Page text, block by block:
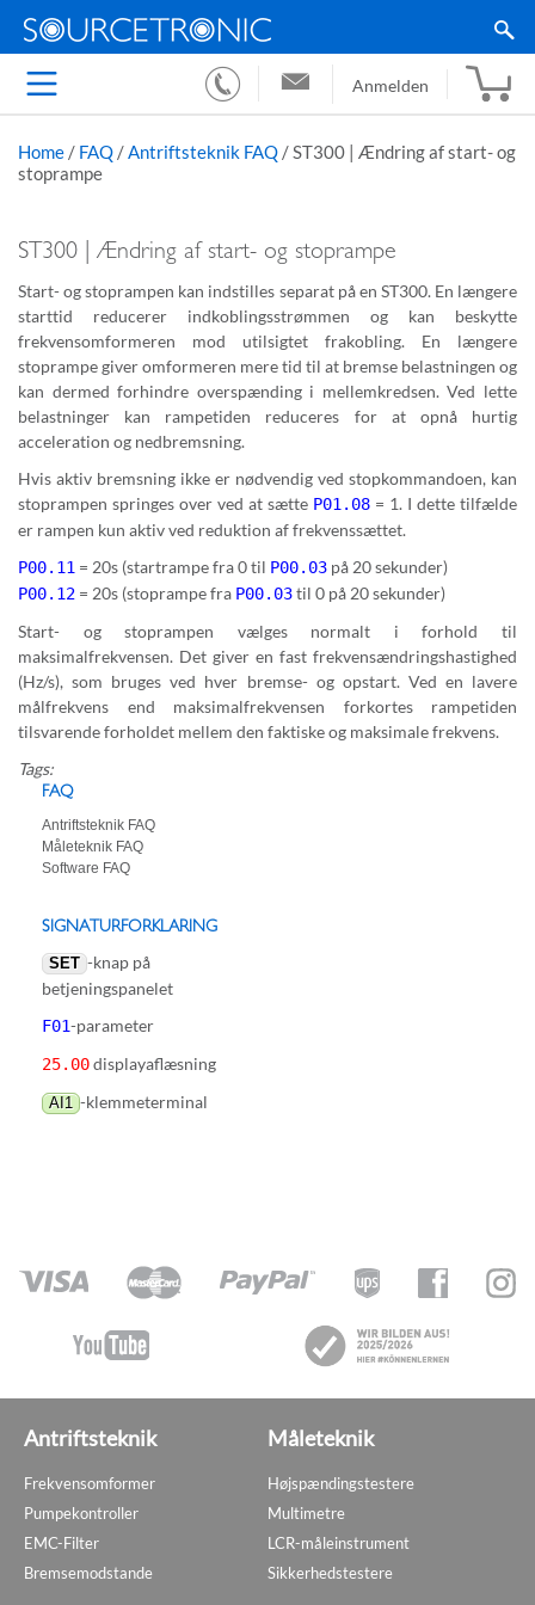
Anmelden
Home / FAQ / Antriftsteknik FAQ / ST300 | Ændring af start- og
stoprampe
ST300 | Ændring af start- og stoprampe
Start- og stoprampen kan indstilles separat på en ST300. En længere
starttid reducerer indkoblingsstrømmen og kan beskytte
frekvensomformeren mod utilsigtet frakobling. En længere
stoprampe giver omformeren mere tid til at bremse belastningen og
kan dermed forhindre overspænding i mellemkredsen. Ved lette
belastninger kan rampetiden reduceres for at opnå hurtig
acceleration og nedbremsning.
Hvis aktiv bremsning ikke er nødvendig ved stopkommandoen, kan
stoprampen springes over ved at sætte P01.08 = 1. I dette tilfælde
er rampen kun aktiv ved reduktion af frekvenssættet.
P00.11 = 20s (startrampe fra 0 til P00.03 på 20 sekunder)
P00.12 = 20s (stoprampe fra P00.03til 0 på 20 sekunder)
Start- og stoprampen vælges normalt i forhold til
maksimalfrekvensen. Det giver en fast frekvensændringshastighed
(Hz/s), som bruges ved hver bremse- og opstart. Ved en lavere
målfrekvens end maksimalfrekvensen forkortes rampetiden
tilsvarende forholdet mellem den faktiske og maksimale frekvens.
Tags:
FAQ
Antriftsteknik FAQ
Måleteknik FAQ
Software FAQ
SIGNATURFORKLARING
SET -knap på
betjeningspanelet
F01-parameter
25.00displayaflæsning
AI1 -klemmeterminal
Antriftsteknik
Frekvensomformer
Pumpekontroller
EMC-Filter
Bremsemodstande
Måleteknik
Højspændingstestere
Multimetre
LCR-måleinstrument
Sikkerhedstestere